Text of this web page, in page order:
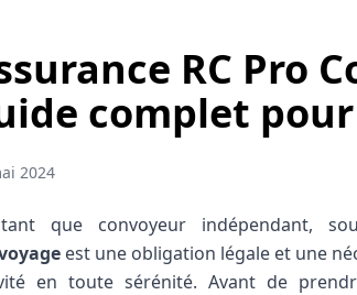
RC Pro
complet
2024
que convoyeur indépendant,
est une obligation légale et une
en toute sérénité. Avant de